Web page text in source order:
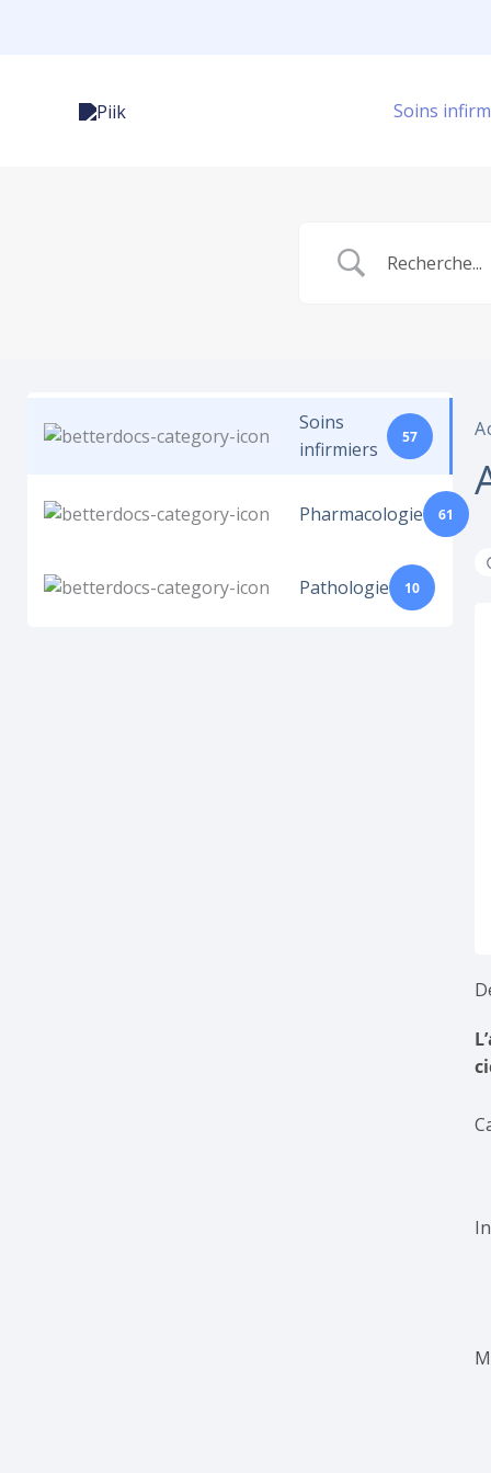
Soins
Soins
infirmiers
57
Pharmacologie 61
Pathologie 10